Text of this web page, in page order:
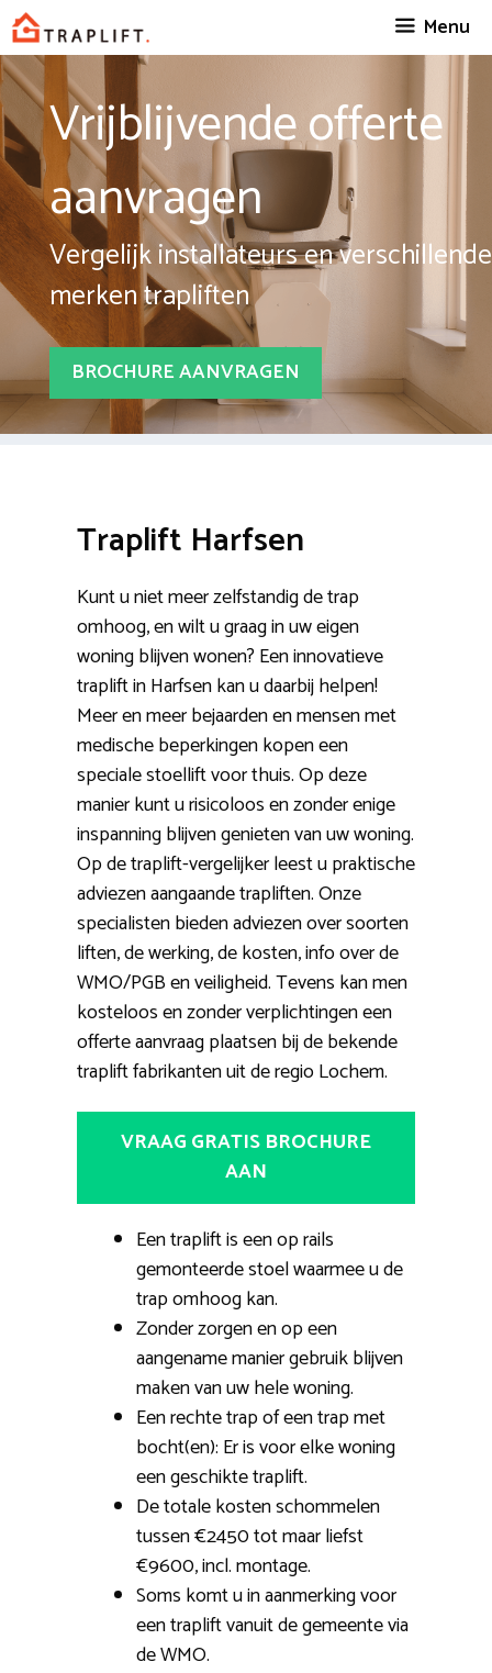
Spring
naar
inhoud
Menu
Vrijblijvende offerte
aanvragen
Vergelijk installateurs en verschillende
merken trapliften
BROCHURE AANVRAGEN
Traplift Harfsen
Kunt u niet meer zelfstandig de trap
omhoog, en wilt u graag in uw eigen
woning blijven wonen? Een innovatieve
traplift in Harfsen kan u daarbij helpen!
Meer en meer bejaarden en mensen met
medische beperkingen kopen een
speciale stoellift voor thuis. Op deze
manier kunt u risicoloos en zonder enige
inspanning blijven genieten van uw woning.
Op de traplift-vergelijker leest u praktische
adviezen aangaande trapliften. Onze
specialisten bieden adviezen over soorten
liften, de werking, de kosten, info over de
WMO/PGB en veiligheid. Tevens kan men
kosteloos en zonder verplichtingen een
offerte aanvraag plaatsen bij de bekende
traplift fabrikanten uit de regio Lochem.
VRAAG GRATIS BROCHURE
AAN
Een traplift is een op rails
gemonteerde stoel waarmee u de
trap omhoog kan.
Zonder zorgen en op een
aangename manier gebruik blijven
maken van uw hele woning.
Een rechte trap of een trap met
bocht(en): Er is voor elke woning
een geschikte traplift.
De totale kosten schommelen
tussen €2450 tot maar liefst
€9600, incl. montage.
Soms komt u in aanmerking voor
een traplift vanuit de gemeente via
de WMO.